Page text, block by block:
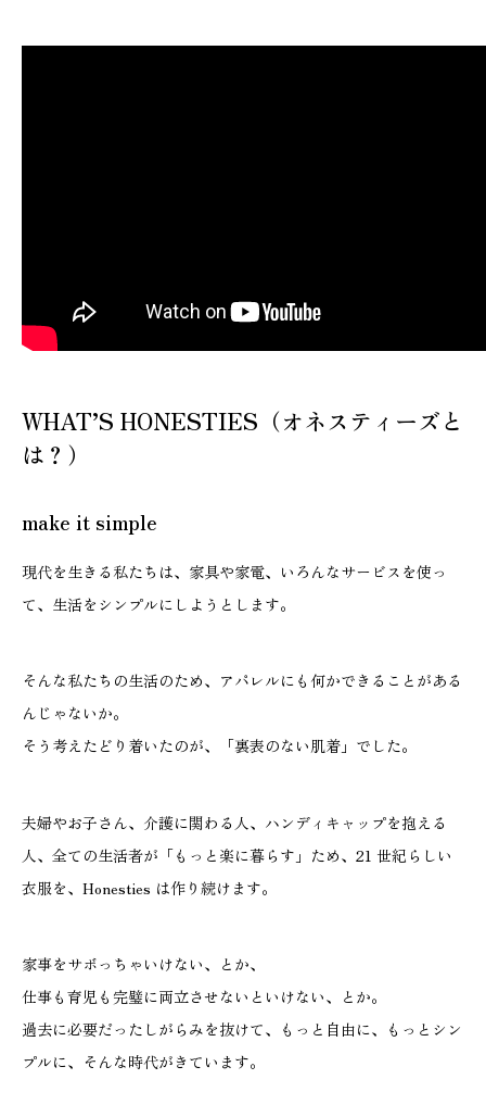
WHAT’S HONESTIES（オネスティーズと
は？）
make it simple
現代を生きる私たちは、家具や家電、いろんなサービスを使っ
て、生活をシンプルにしようとします。
そんな私たちの生活のため、アパレルにも何かできることがある
んじゃないか。
そう考えたどり着いたのが、「裏表のない肌着」でした。
夫婦やお子さん、介護に関わる人、ハンディキャップを抱える
人、全ての生活者が「もっと楽に暮らす」ため、21 世紀らしい
衣服を、Honesties は作り続けます。
家事をサボっちゃいけない、とか、
仕事も育児も完璧に両立させないといけない、とか。
過去に必要だったしがらみを抜けて、もっと自由に、もっとシン
プルに、そんな時代がきています。